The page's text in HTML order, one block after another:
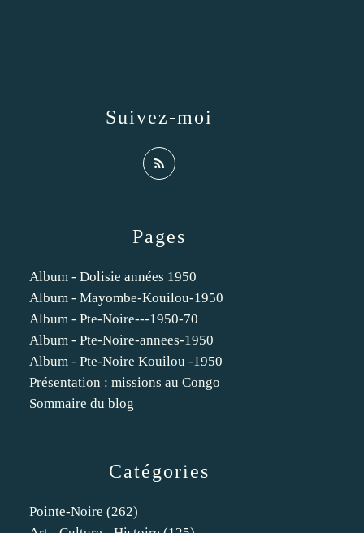
Catégories
Pointe-Noire (262)
Pages
Album - Dolisie années 1950
Album - Mayombe-Kouilou-1950
Album - Pte-Noire---1950-70
Album - Pte-Noire-annees-1950
Album - Pte-Noire Kouilou -1950
Présentation : missions au Congo
Sommaire du blog
Suivez-moi